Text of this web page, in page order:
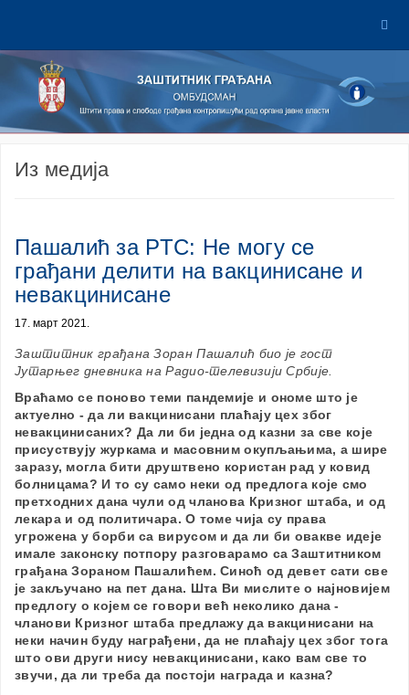
Из медија
Пашалић за РТС: Не могу се
грађани делити на вакцинисане и
невакцинисане
17. март 2021.
Заштитник грађана Зоран Пашалић био је гост
Јутарњег дневника на Радио-телевизији Србије.
Враћамо се поново теми пандемије и ономе што је
актуелно - да ли вакцинисани плаћају цех због
невакцинисаних? Да ли би једна од казни за све које
присуствују журкама и масовним окупљањима, а шире
заразу, могла бити друштвено користан рад у ковид
болницама? И то су само неки од предлога које смо
претходних дана чули од чланова Кризног штаба, и од
лекара и од политичара. О томе чија су права
угрожена у борби са вирусом и да ли би овакве идеје
имале законску потпору разговарамо са Заштитником
грађана Зораном Пашалићем. Синоћ од девет сати све
је закључано на пет дана. Шта Ви мислите о најновијем
предлогу о којем се говори већ неколико дана -
чланови Кризног штаба предлажу да вакцинисани на
неки начин буду награђени, да не плаћају цех због тога
што ови други нису невакцинисани, како вам све то
звучи, да ли треба да постоји награда и казна?